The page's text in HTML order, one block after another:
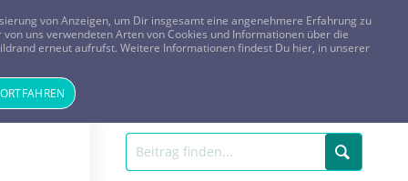
FRAGEN? KOSTENLOS ANRUFEN: 0800-8478266
Magazin ANMELDEN REGISTRIEREN
von Anzeigen, um Dir insgesamt eine angenehmere Erfahrung zu
uns verwendeten Arten von Cookies und Informationen über die
erneut aufrufst. Weitere Informationen findest Du hier, in unserer